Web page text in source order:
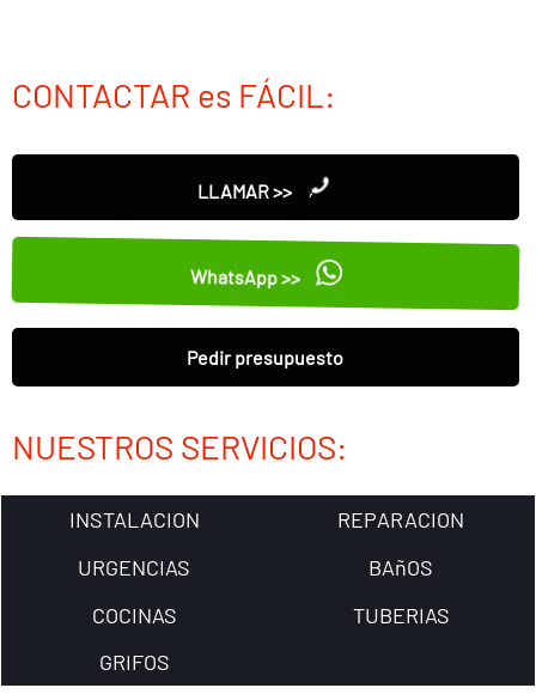
CONTACTAR es FÁCIL:
LLAMAR >>
WhatsApp >>
Pedir presupuesto
NUESTROS SERVICIOS:
INSTALACION
REPARACION
URGENCIAS
BAñOS
COCINAS
TUBERIAS
GRIFOS